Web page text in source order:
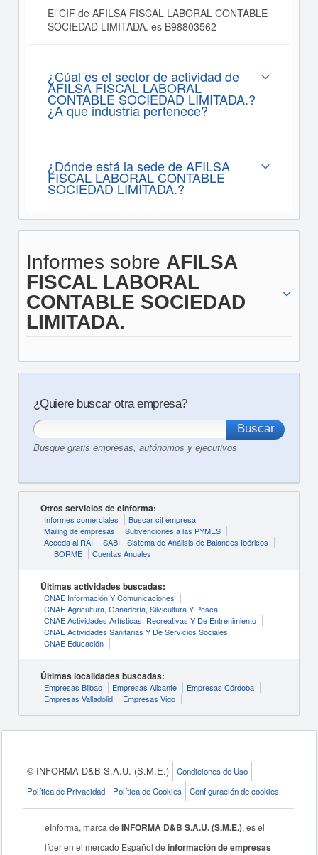
El CIF de AFILSA FISCAL LABORAL CONTABLE
SOCIEDAD LIMITADA. es B98803562
¿Cúal es el sector de actividad de
AFILSA FISCAL LABORAL
CONTABLE SOCIEDAD LIMITADA.?
¿A que industria pertenece?
¿Dónde está la sede de AFILSA
FISCAL LABORAL CONTABLE
SOCIEDAD LIMITADA.?
Informes sobre AFILSA
FISCAL LABORAL
CONTABLE SOCIEDAD
LIMITADA.
¿Quiere buscar otra empresa?
Busque gratis empresas, autónomos y ejecutivos
Otros servicios de eInforma:
Informes comerciales
Buscar cif empresa
Mailing de empresas
Subvenciones a las PYMES
Acceda al RAI
SABI - Sistema de Análisis de Balances Ibéricos
BORME
Cuentas Anuales
Últimas actividades buscadas:
CNAE Información Y Comunicaciones
CNAE Agricultura, Ganadería, Silvicultura Y Pesca
CNAE Actividades Artísticas, Recreativas Y De Entrenimiento
CNAE Actividades Sanitarias Y De Servicios Sociales
CNAE Educación
Últimas localidades buscadas:
Empresas Bilbao Empresas Alicante
Empresas Córdoba
Empresas Valladolid
Empresas Vigo
© INFORMA D&B S.A.U. (S.M.E.)
Condiciones de Uso
Política de Privacidad
Política de Cookies Configuración de cookies
eInforma, marca deINFORMA D&B S.A.U. (S.M.E.), es el
líder en el mercado Español deinformación de empresas